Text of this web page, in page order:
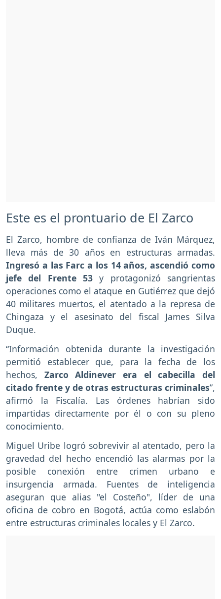
Este es el prontuario de El Zarco
El Zarco, hombre de confianza de Iván Márquez,
lleva más de 30 años en estructuras armadas.
Ingresó a las Farc a los 14 años, ascendió como
jefe del Frente 53 y protagonizó sangrientas
operaciones como el ataque en Gutiérrez que dejó
40 militares muertos, el atentado a la represa de
Chingaza y el asesinato del fiscal James Silva
Duque.
“Información obtenida durante la investigación
permitió establecer que, para la fecha de los
hechos, Zarco Aldinever era el cabecilla del
citado frente y de otras estructuras criminales”,
afirmó la Fiscalía. Las órdenes habrían sido
impartidas directamente por él o con su pleno
conocimiento.
Miguel Uribe logró sobrevivir al atentado, pero la
gravedad del hecho encendió las alarmas por la
posible conexión entre crimen urbano e
insurgencia armada. Fuentes de inteligencia
aseguran que alias "el Costeño", líder de una
oficina de cobro en Bogotá, actúa como eslabón
entre estructuras criminales locales y El Zarco.